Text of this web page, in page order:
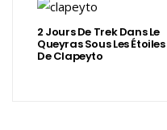
2 Jours De Trek Dans Le
Queyras Sous Les Étoiles
De Clapeyto